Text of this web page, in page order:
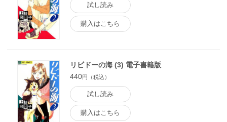
試し読み
購入はこちら
リビドーの海 (3) 電子書籍版
440円（税込）
試し読み
購入はこちら